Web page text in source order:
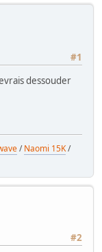
#1
dessouder
/Naomi 15K/
#2